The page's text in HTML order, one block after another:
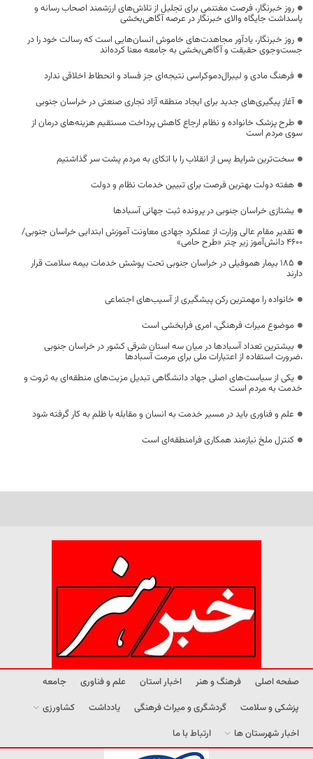
روز خبرنگار، فرصت مغتنمی برای تجلیل از تلاش‌های ارزشمند اصحاب رسانه و
پاسداشت جایگاه والای خبرنگار در عرصه آگاهی‌بخشی
روز خبرنگار، یادآور مجاهدت‌های خاموش انسان‌هایی است که رسالت خود را در
جست‌وجوی حقیقت و آگاهی‌بخشی به جامعه معنا کرده‌اند
فرهنگ مادی و لیبرال‌دموکراسی نتیجه‌ای جز فساد و انحطاط اخلاقی ندارد
آغاز پیگیری‌های جدید برای ایجاد منطقه آزاد تجاری صنعتی در خراسان جنوبی
طرح پزشک خانواده و نظام ارجاع کاهش پرداخت مستقیم هزینه‌های درمان از
سوی مردم است
سخت‌ترین شرایط پس از انقلاب را با اتکای به مردم پشت سر گذاشتیم
هفته دولت بهترین فرصت برای تبیین خدمات نظام و دولت
یشتازی خراسان جنوبی در پرونده ثبت جهانی آسبادها
تقدیر مقام عالی وزارت از عملکرد جهادی معاونت آموزش ابتدایی خراسان جنوبی/
۴۶۰۰ دانش‌آموز زیر چتر «طرح حامی»
۱۸۵ بیمار هموفیلی در خراسان جنوبی تحت پوشش خدمات بیمه سلامت قرار
دارند
خانواده را مهمترین رکن پیشگیری از آسیب‌های اجتماعی
موضوع میراث فرهنگی، امری فرابخشی است
بیشترین تعداد آسبادها در میان سه استان شرقی کشور در خراسان جنوبی
،ضرورت استفاده از اعتبارات ملی برای مرمت آسبادها
یکی از سیاست‌های اصلی جهاد دانشگاهی تبدیل مزیت‌های منطقه‌ای به ثروت و
خدمت به مردم است
علم و فناوری باید در مسیر خدمت به انسان و مقابله با ظلم به کار گرفته شود
کنترل ملخ نیازمند همکاری فرامنطقه‌ای است
صفحه اصلی فرهنگ و هنر اخبار استان علم و فناوری
جامعه
پزشکی و سلامت
گردشگری و میراث فرهنگی یادداشت
کشاورزی
اخبار شهرستان ها
ارتباط با ما